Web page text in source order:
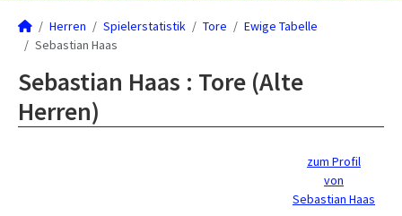
Herren Spielerstatistik Tore
Ewige Tabelle
Sebastian Haas
Sebastian Haas : Tore (Alte
Herren)
zum Profil
von
Sebastian Haas